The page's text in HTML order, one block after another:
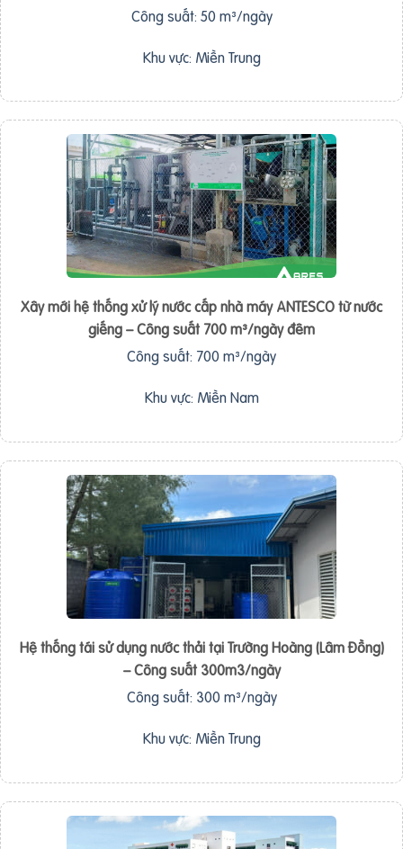
Công suất: 50 m³/ngày
Khu vực: Miền Trung
Xây mới hệ thống xử lý nước cấp nhà máy ANTESCO từ nước
giếng – Công suất 700 m³/ngày đêm
Công suất: 700 m³/ngày
Khu vực: Miền Nam
Hệ thống tái sử dụng nước thải tại Trường Hoàng (Lâm Đồng)
– Công suất 300m3/ngày
Công suất: 300 m³/ngày
Khu vực: Miền Trung